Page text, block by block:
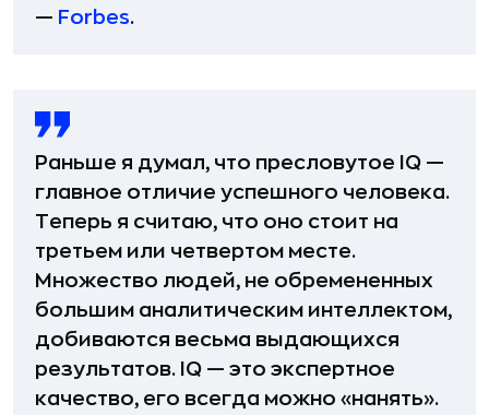
— Forbes.
Раньше я думал, что пресловутое IQ —
главное отличие успешного человека.
Теперь я считаю, что оно стоит на
третьем или четвертом месте.
Множество людей, не обремененных
большим аналитическим интеллектом,
добиваются весьма выдающихся
результатов. IQ — это экспертное
качество, его всегда можно «нанять».